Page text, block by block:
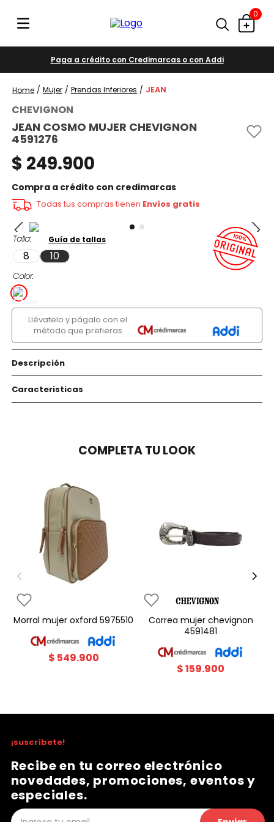
0
Paga a crédito con Credimarcas o con Addi
Mujer Prendas Inferiores JEAN
CHEVIGNON
JEAN COSMO MUJER CHEVIGNON
4591276
$ 249.900
Compra a crédito con credimarcas
Todas tus compras tienen Envíos gratis
Talla
8 10
Color
Guía de tallas
Llévatelo y págalo con el
método que prefieras
Descripción
Caracteristicas
COMPLETA TU LOOK
morral mujer oxford 5975510
$ 549.900
correa mujer chevignon
4591481
$159.900
¡suscríbete!
Recibe en tu correo electrónico
novedades, promociones, eventos y
especiales.